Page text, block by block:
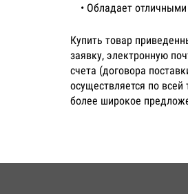
• Обладает
Купить товар
заявку, электронную
счета (договора
осуществляется по
более широкое